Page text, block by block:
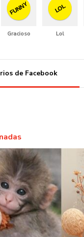
FUNNY
Gracioso
LOL
Lol
de Facebook